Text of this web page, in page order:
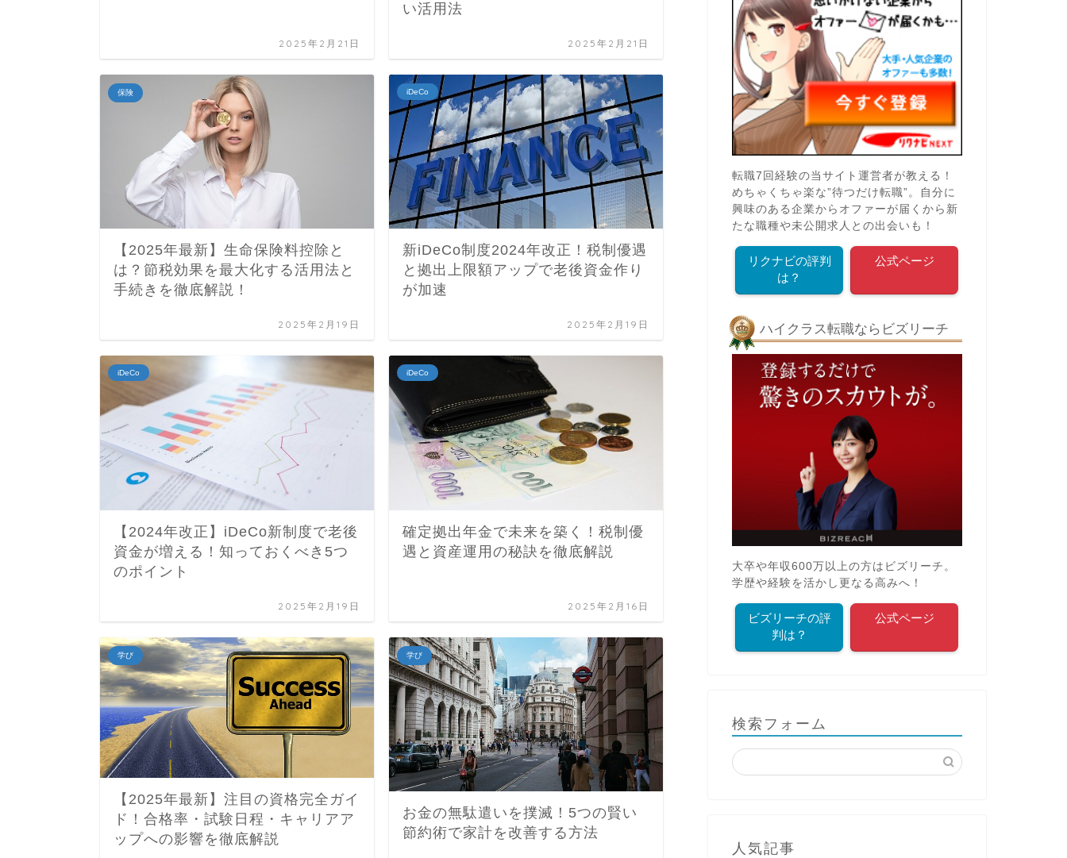
2025年2月21日
い活用法
2025年2月21日
保険
【2025年最新】生命保険料控除と
は？節税効果を最大化する活用法と
手続きを徹底解説！
2025年2月19日
iDeCo
新iDeCo制度2024年改正！税制優遇
と拠出上限額アップで老後資金作り
が加速
2025年2月19日
iDeCo
【2024年改正】iDeCo新制度で老後
資金が増える！知っておくべき5つ
のポイント
2025年2月19日
iDeCo
確定拠出年金で未来を築く！税制優
遇と資産運用の秘訣を徹底解説
2025年2月16日
学び
【2025年最新】注目の資格完全ガイ
ド！合格率・試験日程・キャリアア
ップへの影響を徹底解説
学び
お金の無駄遣いを撲滅！5つの賢い
節約術で家計を改善する方法
2025年2月21日
iDeCo
確定拠出年金で未来を築く！税制優
遇と資産運用の秘訣を徹底解説
お金の無駄遣いを撲滅！5つの賢い
節約術で家計を改善する方法
2025年2月16日
一人暮らしの食費を賢く抑える！月
転職7回経験の当サイト運営者が教える！
めちゃくちゃ楽な”待つだけ転職”。自分に
興味のある企業からオファーが届くから新
たな職種や未公開求人との出会いも！
リクナビの評判
は？
公式ページ
ハイクラス転職ならビズリーチ
大卒や年収600万以上の方はビズリーチ。
学歴や経験を活かし更なる高みへ！
ビズリーチの評
判は？
公式ページ
検索フォーム
人気記事